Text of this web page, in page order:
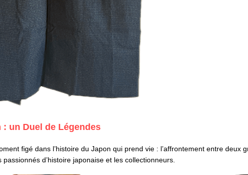
un Duel de Légendes
figé dans l’histoire du Japon qui prend vie : l’affrontement entre deux
d’histoire japonaise et les collectionneurs.